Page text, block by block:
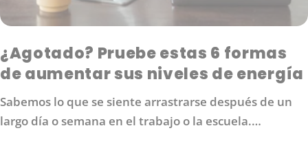
¿Agotado? Pruebe estas 6 formas
de aumentar sus niveles de energía
Sabemos lo que se siente arrastrarse después de un
largo día o semana en el trabajo o la escuela.